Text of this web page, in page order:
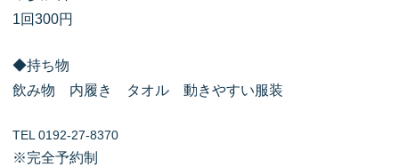
1回300円
◆持ち物
飲み物 内履き タオル 動きやすい服装
TEL 0192-27-8370
※完全予約制